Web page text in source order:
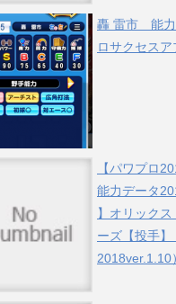
轟 雷市 能力
ロサクセスア
【パワプロ
能力データ
】オリックス
ーズ【投手】
2018ver.1.10）